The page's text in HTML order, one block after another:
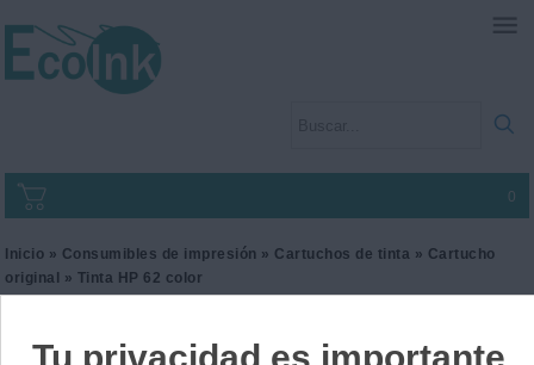
0
Inicio » Consumibles de impresión » Cartuchos de tinta » Cartucho
original
» Tinta HP 62 color
Tinta HP 62 color